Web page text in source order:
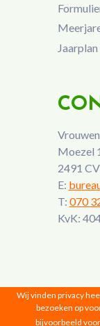
Moezel
2491
E:
T: 070
KvK:
Vrouwen
Wij vinden privacy
bezoeken op
bijvoorbeeld